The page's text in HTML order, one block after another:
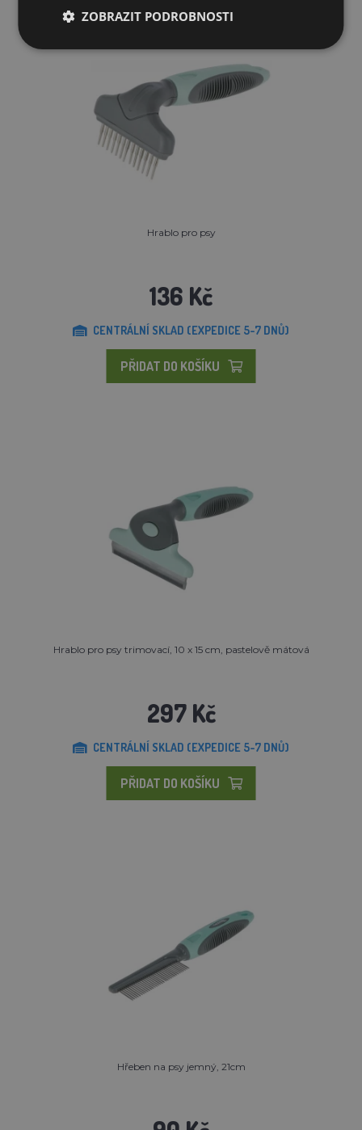
Hrablo pro psy
136 Kč
CENTRÁLNÍ SKLAD (EXPEDICE 5-7 DNŮ)
PŘIDAT DO KOŠÍKU
Hrablo pro psy trimovací, 10 x 15 cm, pastelově mátová
297 Kč
CENTRÁLNÍ SKLAD (EXPEDICE 5-7 DNŮ)
PŘIDAT DO KOŠÍKU
Hřeben na psy jemný, 21cm
ZOBRAZIT PODROBNOSTI